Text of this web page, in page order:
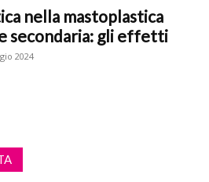
nella mastoplastica
secondaria: gli effetti
2024